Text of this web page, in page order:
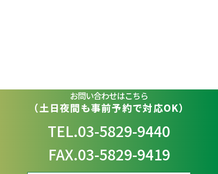
お問い合わせはこちら
（土日夜間も事前予約で対応OK）
TEL.03-5829-9440
FAX.03-5829-9419